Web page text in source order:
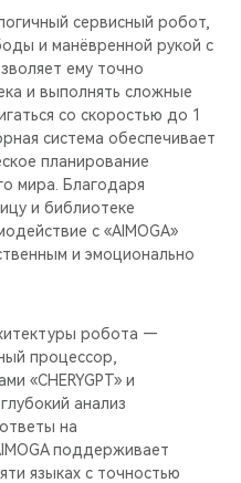
сервисный робот,
и манёвренной рукой с
ему точно
и выполнять сложные
со скоростью до 1
система обеспечивает
планирование
мира. Благодаря
и библиотеке
с «AIMOGA»
и эмоционально
робота —
процессор,
«CHERYGPT» и
анализ
на
поддерживает
языках с точностью